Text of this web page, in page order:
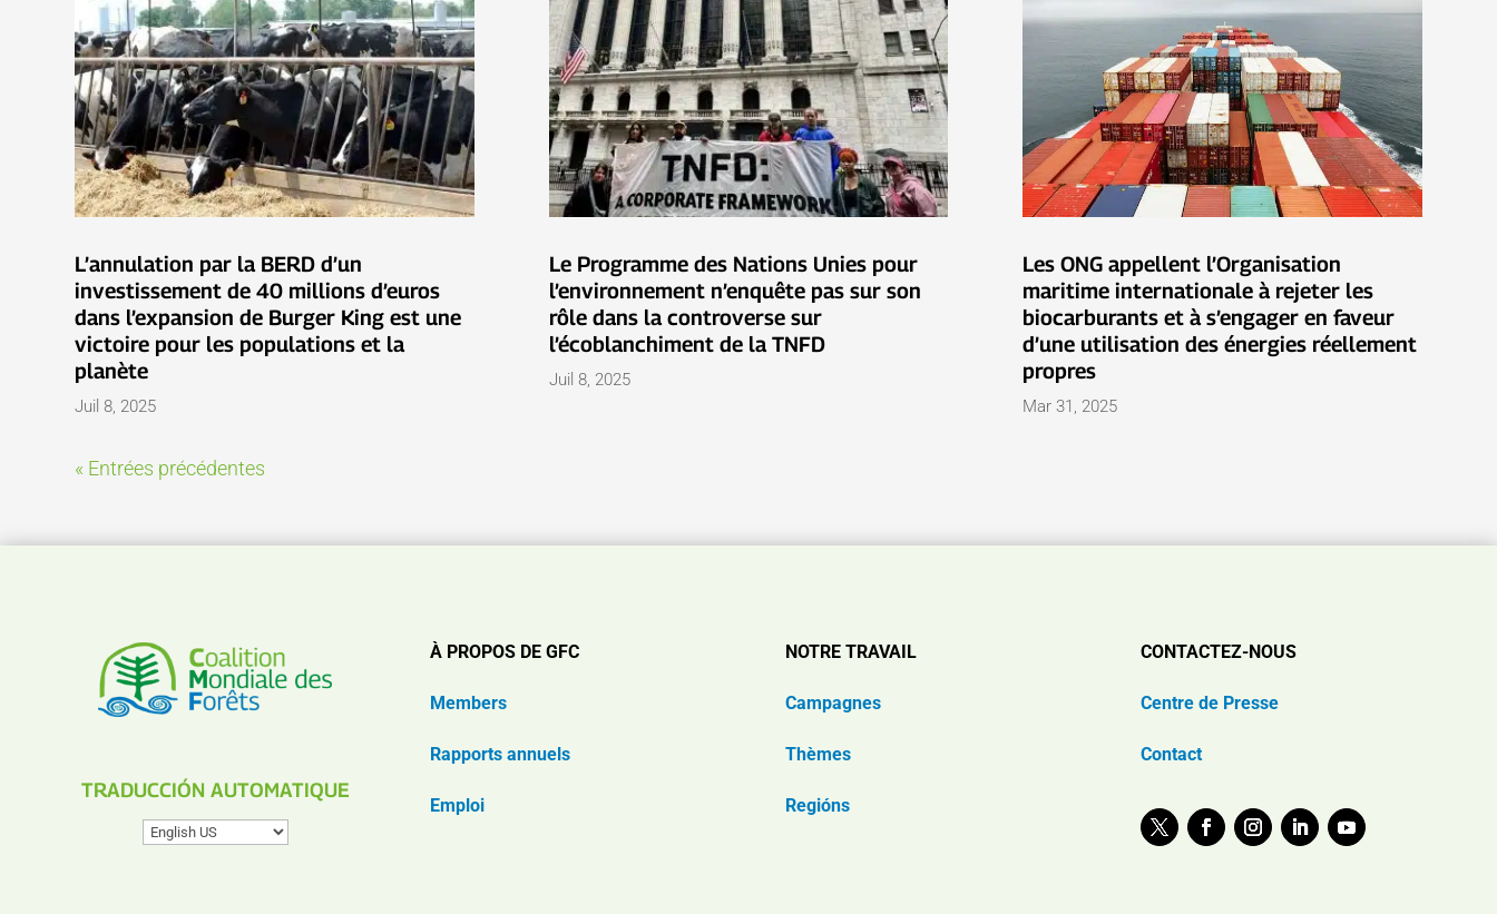
L’annulation par la BERD d’un
investissement de 40 millions d’euros
dans l’expansion de Burger King est une
victoire pour les populations et la
planète
Juil 8, 2025
Le Programme des Nations Unies pour
l’environnement n’enquête pas sur son
rôle dans la controverse sur
l’écoblanchiment de la TNFD
Juil 8, 2025
Les ONG appellent l’Organisation
maritime internationale à rejeter les
biocarburants et à s’engager en faveur
d’une utilisation des énergies réellement
propres
Mar 31, 2025
« Entrées précédentes
TRADUCCIÓN AUTOMATIQUE
À PROPOS DE GFC
Members
Rapports annuels
Emploi
NOTRE TRAVAIL
Campagnes
Thèmes
Regións
CONTACTEZ-NOUS
Centre de Presse
Contact